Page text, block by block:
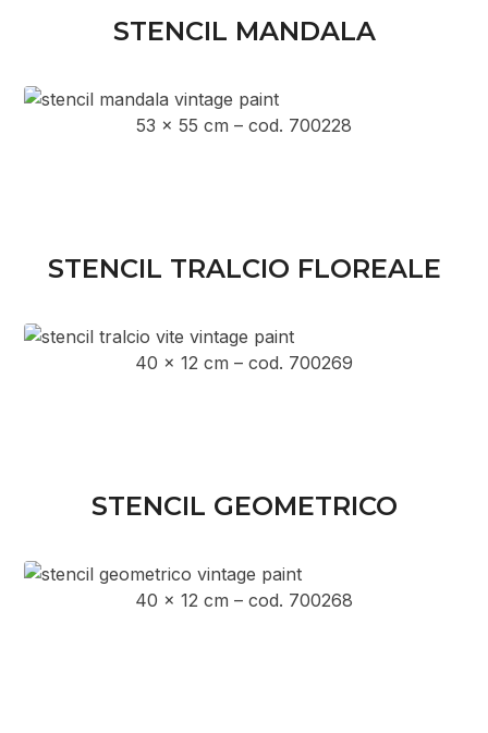
STENCIL MANDALA
53 x 55 cm – cod. 700228
STENCIL TRALCIO FLOREALE
40 x 12 cm – cod. 700269
STENCIL GEOMETRICO
40 x 12 cm – cod. 700268